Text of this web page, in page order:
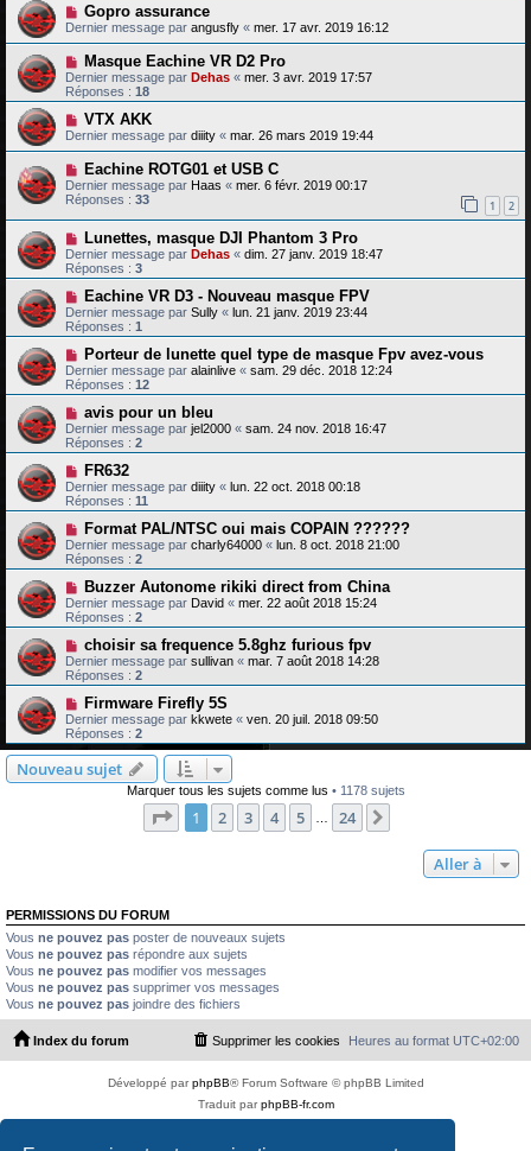
Gopro assurance
Dernier message par angusfly « mer. 17 avr. 2019 16:12
Masque Eachine VR D2 Pro
Dernier message par Dehas « mer. 3 avr. 2019 17:57
Réponses : 18
VTX AKK
Dernier message par diiity « mar. 26 mars 2019 19:44
Eachine ROTG01 et USB C
Dernier message par Haas « mer. 6 févr. 2019 00:17
Réponses : 33 1 2
Lunettes, masque DJI Phantom 3 Pro
Dernier message par Dehas « dim. 27 janv. 2019 18:47
Réponses : 3
Eachine VR D3 - Nouveau masque FPV
Dernier message par Sully « lun. 21 janv. 2019 23:44
Réponses : 1
Porteur de lunette quel type de masque Fpv avez-vous
Dernier message par alainlive « sam. 29 déc. 2018 12:24
Réponses : 12
avis pour un bleu
Dernier message par jel2000 « sam. 24 nov. 2018 16:47
Réponses : 2
FR632
Dernier message par diiity « lun. 22 oct. 2018 00:18
Réponses : 11
Format PAL/NTSC oui mais COPAIN ??????
Dernier message par charly64000 « lun. 8 oct. 2018 21:00
Réponses : 2
Buzzer Autonome rikiki direct from China
Dernier message par David « mer. 22 août 2018 15:24
Réponses : 2
choisir sa frequence 5.8ghz furious fpv
Dernier message par sullivan « mar. 7 août 2018 14:28
Réponses : 2
Firmware Firefly 5S
Dernier message par kkwete « ven. 20 juil. 2018 09:50
Réponses : 2
Nouveau sujet
Marquer tous les sujets comme lus • 1178 sujets
Page 1sur24
1 2 3 4 5 24
Aller à
PERMISSIONS DU FORUM
Vous ne pouvez pas poster de nouveaux sujets
Vous ne pouvez pas répondre aux sujets
Vous ne pouvez pas modifier vos messages
Vous ne pouvez pas supprimer vos messages
Vous ne pouvez pas joindre des fichiers
Index du forum Heures au format UTC+02:00
Supprimer les cookies
Développé parphpBB® Forum Software © phpBB Limited
Traduit parphpBB-fr.com